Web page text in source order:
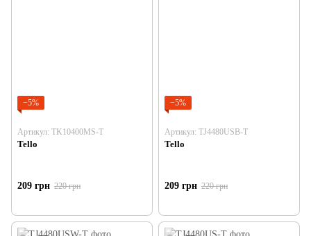
−5%
Артикул: TK10400MS-T
Tello
209 грн 220 грн
−5%
Артикул: TJ4480USB-T
Tello
209 грн 220 грн